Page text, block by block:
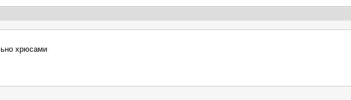
хрюсами